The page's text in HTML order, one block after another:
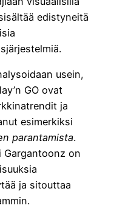
edistyneitä
usein,
GO ovat
ja
esimerkiksi
parantamista.
Gargantoonz on
ja sitouttaa